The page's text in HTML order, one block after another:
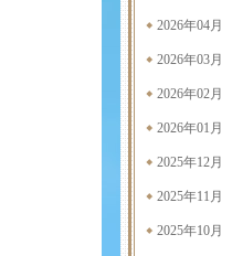
2026年04月
2026年03月
2026年02月
2026年01月
2025年12月
2025年11月
2025年10月